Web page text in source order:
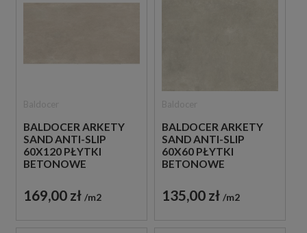
BALDOCER ARKETY
SAND ANTI-SLIP
60X120 PŁYTKI
BETONOWE
169,00 zł m2
BALDOCER ARKETY
SAND ANTI-SLIP
60X60 PŁYTKI
BETONOWE
135,00 zł m2